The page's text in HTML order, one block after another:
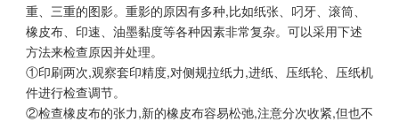
重、三重的图影。重影的原因有多种,比如纸张、叼牙、滚筒、
橡皮布、印速、油墨黏度等各种因素非常复杂。可以采用下述
方法来检查原因并处理。
①印刷两次,观察套印精度,对侧规拉纸力,进纸、压纸轮、压纸机
件进行检查调节。
②检查橡皮布的张力,新的橡皮布容易松弛,注意分次收紧,但也不